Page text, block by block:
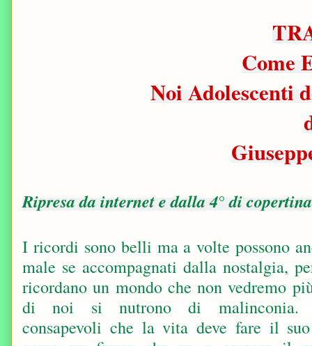
Come
Noi Adolescenti
Ripresa da internet e dalla 4° di
I ricordi sono belli ma a volte possono
male se accompagnati dalla nostalgia,
ricordano un mondo che non vedremo
di noi si nutrono di malinconia.
consapevoli che la vita deve fare il